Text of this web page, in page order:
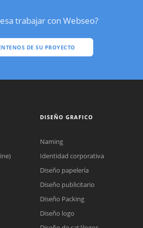
trabajar con Webseo?
DE SU PROYECTO
DISEÑO GRAFICO
Naming
Identidad corporativa
Diseño papelería
Diseño publicitario
Diseño Packing
Diseño logo